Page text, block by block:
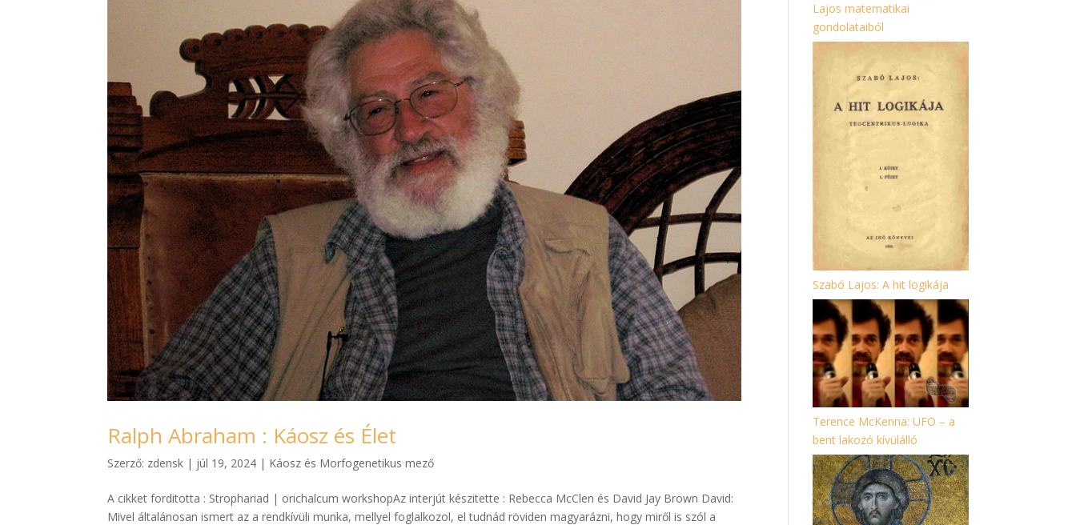
Ralph Abraham : Káosz és Élet
Szerző: zdensk | júl 19, 2024 | Káosz és Morfogenetikus mező
A cikket forditotta : Strophariad | orichalcum workshopAz interjút készitette : Rebecca McClen és David Jay Brown David:
Mivel általánosan ismert az a rendkívüli munka, mellyel foglalkozol, el tudnád röviden magyarázni, hogy miről is szól a
Lajos matematikai
gondolataiból
Szabó Lajos: A hit logikája
Terence McKenna: UFO – a
bent lakozó kívülálló